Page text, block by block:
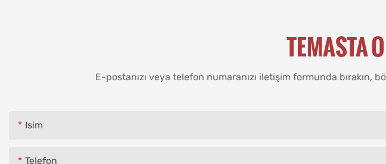
TEMASTA
E-postanızı veya telefon numaranızı iletişim formunda
Isim
Telefon